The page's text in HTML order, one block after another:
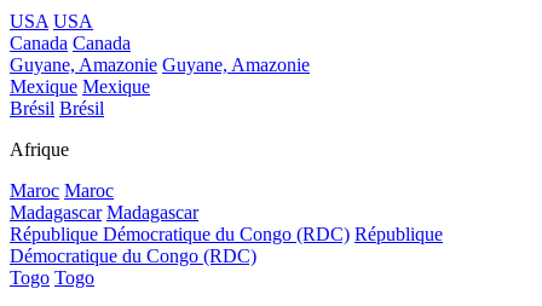
USA USA
Canada Canada
Guyane, Amazonie Guyane, Amazonie
Mexique Mexique
Brésil Brésil
Afrique
Maroc Maroc
Madagascar Madagascar
République Démocratique du Congo (RDC) République
Démocratique du Congo (RDC)
Togo Togo